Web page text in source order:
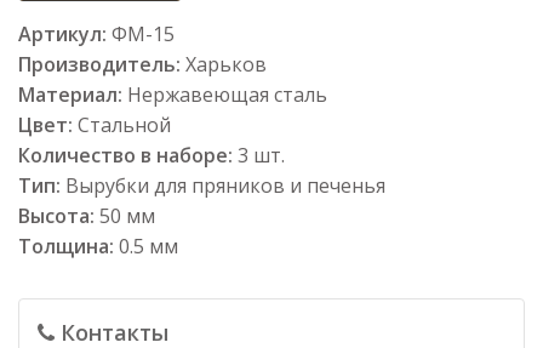
Артикул: ФМ-15
Производитель: Харьков
Материал: Нержавеющая сталь
Цвет: Стальной
Количество в наборе: 3 шт.
Тип: Вырубки для пряников и печенья
Высота: 50 мм
Толщина: 0.5 мм
Контакты